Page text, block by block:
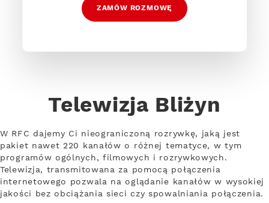
ZAMÓW ROZMOWĘ
Telewizja Bliżyn
W RFC dajemy Ci nieograniczoną rozrywkę, jaką jest
pakiet nawet 220 kanałów o różnej tematyce, w tym
programów ogólnych, filmowych i rozrywkowych.
Telewizja, transmitowana za pomocą połączenia
internetowego pozwala na oglądanie kanałów w wysokiej
jakości bez obciążania sieci czy spowalniania połączenia.